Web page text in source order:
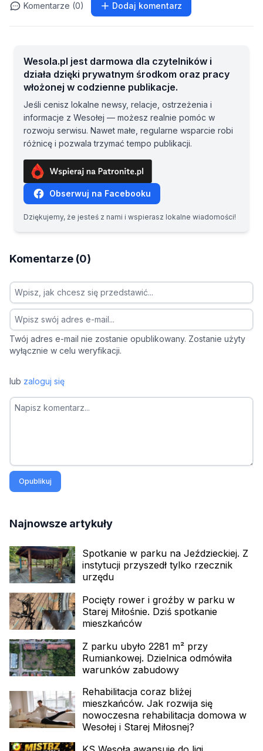
Komentarze (0) Dodaj komentarz
Wesola.pl jest darmowa dla czytelników i
działa dzięki prywatnym środkom oraz pracy
włożonej w codzienne publikacje.
Jeśli cenisz lokalne newsy, relacje, ostrzeżenia i
informacje z Wesołej — możesz realnie pomóc w
rozwoju serwisu. Nawet małe, regularne wsparcie robi
różnicę i pozwala trzymać tempo publikacji.
Obserwuj na Facebooku
Dziękujemy, że jesteś z nami i wspierasz lokalne wiadomości!
Komentarze (0)
Twój adres e-mail nie zostanie opublikowany. Zostanie użyty
wyłącznie w celu weryfikacji.
lub zaloguj się
Opublikuj
Najnowsze artykuły
Spotkanie w parku na Jeździeckiej. Z
instytucji przyszedł tylko rzecznik
urzędu
Pocięty rower i groźby w parku w
Starej Miłośnie. Dziś spotkanie
mieszkańców
Z parku ubyło 2281 m² przy
Rumiankowej. Dzielnica odmówiła
warunków zabudowy
Rehabilitacja coraz bliżej
mieszkańców. Jak rozwija się
nowoczesna rehabilitacja domowa w
Wesołej i Starej Miłosnej?